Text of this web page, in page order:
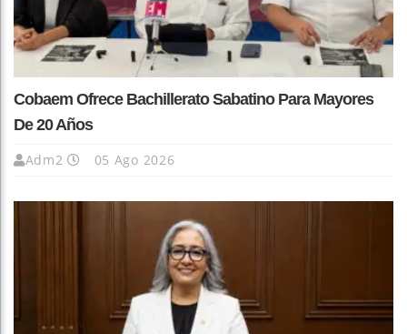
Cobaem Ofrece Bachillerato Sabatino Para Mayores
De 20 Años
Adm2 05 Ago 2026